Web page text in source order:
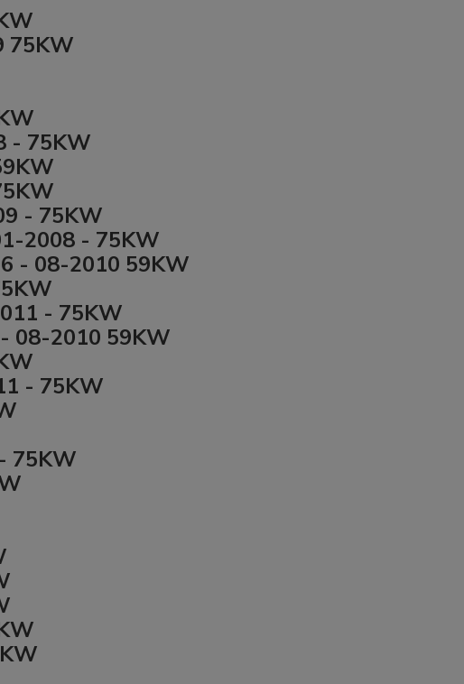
75KW
- 75KW
- 75KW
2008 - 75KW
- 08-2010 59KW
- 75KW
08-2010 59KW
- 75KW
75KW